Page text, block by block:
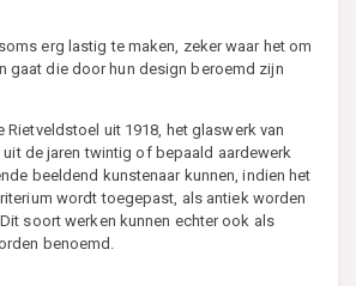
erg lastig te maken, zeker waar het om
gaat die door hun design beroemd zijn
Rietveldstoel uit 1918, het glaswerk van
uit de jaren twintig of bepaald aardewerk
beeldend kunstenaar kunnen, indien het
wordt toegepast, als antiek worden
soort werken kunnen echter ook als
benoemd.